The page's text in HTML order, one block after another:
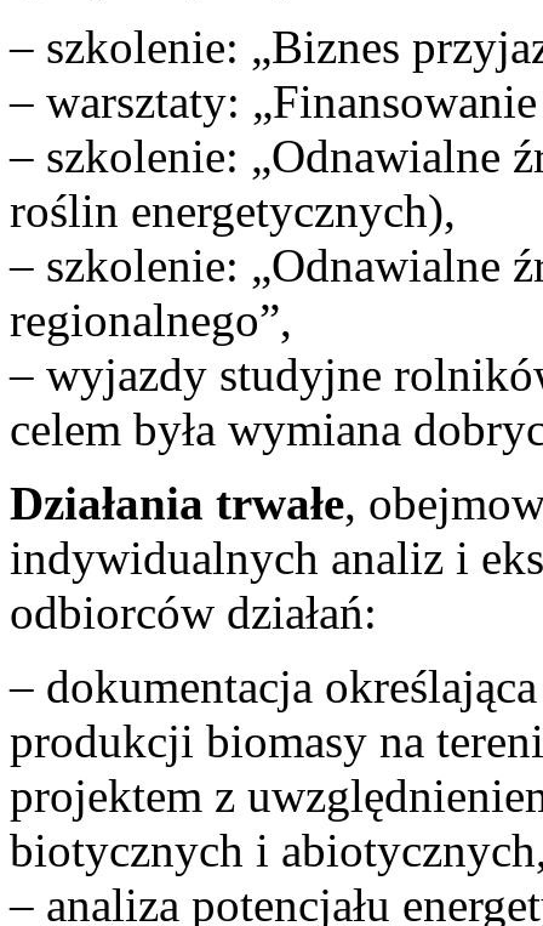
– szkolenie: „Biznes
– warsztaty:
– szkolenie: „Odnawialne
roślin energetycznych),
– szkolenie: „Odnawialne
regionalnego”,
– wyjazdy studyjne
celem była wymiana
Działania trwałe,
indywidualnych analiz i
odbiorców działań:
– dokumentacja
produkcji biomasy na
projektem z
biotycznych i
– analiza potencjału